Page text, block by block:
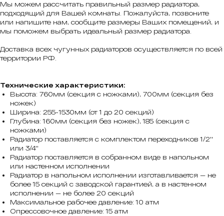
Мы можем рассчитать правильный размер радиатора,
подходящий для Вашей комнаты. Пожалуйста, позвоните
или напишите нам, сообщите размеры Ваших помещений, и
мы поможем выбрать идеальный размер радиатора.
Доставка всех чугунных радиаторов осуществляется по всей
территории РФ.
Технические характеристики:
Высота: 760мм (секция c ножками), 700мм (секция без
ножек)
Ширина: 255-1530мм (от 1 до 20 секций)
Глубина: 160мм (секция без ножек), 185 (секция с
ножками)
Радиатор поставляется с комплектом переходников 1/2''
или 3/4''
Радиатор поставляется в собранном виде в напольном
или настенном исполнении
Радиатор в напольном исполнении изготавливается — не
более 15 секций с заводской гарантией, а в настенном
исполнении — не более 20 секций
Максимальное рабочее давление: 10 атм
Опрессовочное давление: 15 атм